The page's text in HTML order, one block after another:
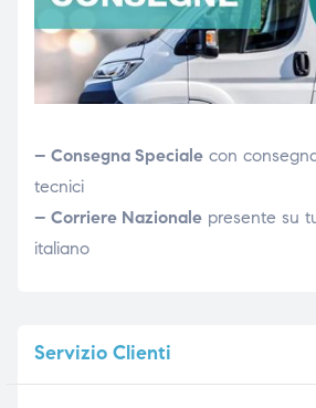
– Consegna Specialecon
tecnici
– Corriere Nazionalepresente su
italiano
ServizioClienti